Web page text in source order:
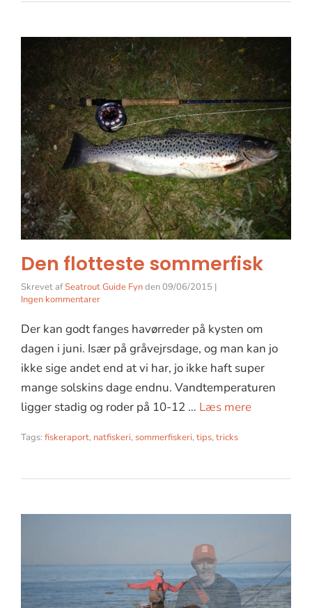
Den flotteste sommerfisk
Skrevet afSeatrout Guide Fynden09/06/2015 |
Ingen kommentarer
Der kan godt fanges havørreder på kysten om
dagen i juni. Især på gråvejrsdage, og man kan jo
ikke sige andet end at vi har, jo ikke haft super
mange solskins dage endnu. Vandtemperaturen
ligger stadig og roder på 10-12 … Læs mere
Tags: fiskeraport, natfiskeri, sommerfiskeri, tips, tricks